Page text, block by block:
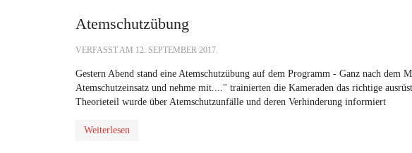
Atemschutzübung
VERFASST AM 12. SEPTEMBER 2017.
Gestern Abend stand eine Atemschutzübung auf dem Programm - Ganz nach dem
Atemschutzeinsatz und nehme mit...." trainierten die Kameraden das richtige
Theorieteil wurde über Atemschutzunfälle und deren Verhinderung informiert
Weiterlesen